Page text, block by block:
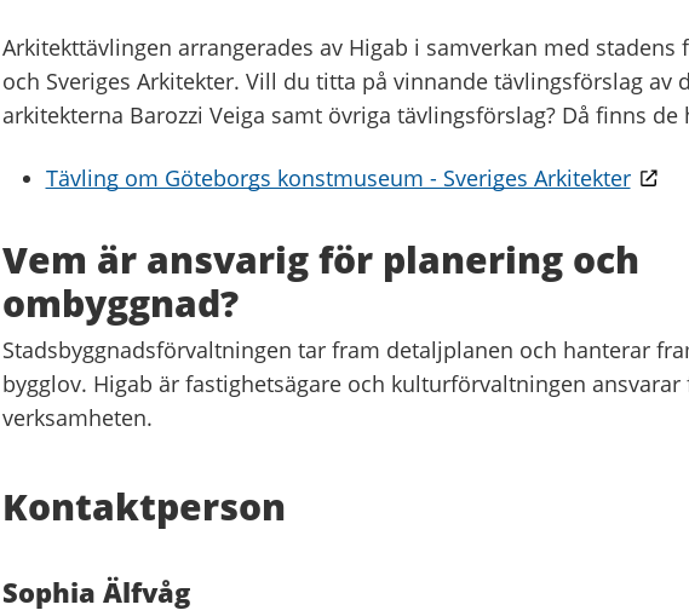
Arkitekttävlingen arrangerades av Higab i samverkan med stadens
och Sveriges Arkitekter. Vill du titta på vinnande tävlingsförslag av
arkitekterna Barozzi Veiga samt övriga tävlingsförslag? Då finns de
Tävling om Göteborgs konstmuseum - Sveriges Arkitekter
Vem är ansvarig för planering och
ombyggnad?
Stadsbyggnadsförvaltningen tar fram detaljplanen och hanterar
bygglov. Higab är fastighetsägare och kulturförvaltningen ansvarar
verksamheten.
Kontaktperson
Sophia Älfvåg